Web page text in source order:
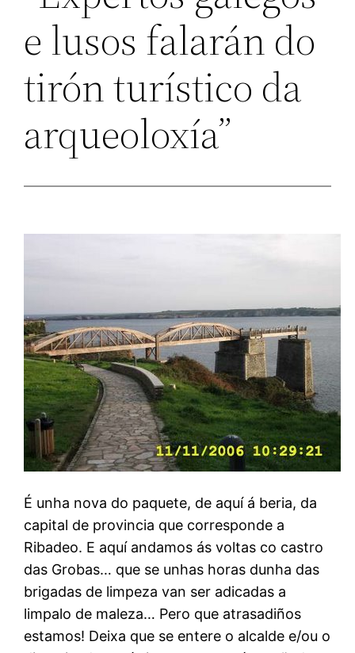
e lusos falarán do
tirón turístico da
arqueoloxía”
É unha nova do paquete, de aquí á beria, da
capital de provincia que corresponde a
Ribadeo. E aquí andamos ás voltas co castro
das Grobas… que se unhas horas dunha das
brigadas de limpeza van ser adicadas a
limpalo de maleza… Pero que atrasadiños
estamos! Deixa que se entere o alcalde e/ou o